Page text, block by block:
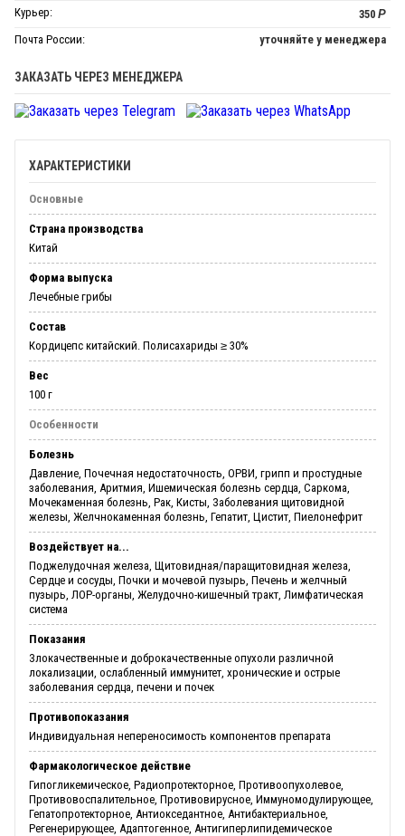
Курьер:
350 Р
Почта России:
уточняйте у менеджера
ЗАКАЗАТЬ ЧЕРЕЗ МЕНЕДЖЕРА
ХАРАКТЕРИСТИКИ
Основные
Страна производства
Китай
Форма выпуска
Лечебные грибы
Состав
Кордицепс китайский. Полисахариды ≥ 30%
Вес
100 г
Особенности
Болезнь
Давление, Почечная недостаточность, ОРВИ, грипп и простудные
заболевания, Аритмия, Ишемическая болезнь сердца, Саркома,
Мочекаменная болезнь, Рак, Кисты, Заболевания щитовидной
железы, Желчнокаменная болезнь, Гепатит, Цистит, Пиелонефрит
Воздействует на...
Поджелудочная железа, Щитовидная/паращитовидная железа,
Сердце и сосуды, Почки и мочевой пузырь, Печень и желчный
пузырь, ЛОР-органы, Желудочно-кишечный тракт, Лимфатическая
система
Показания
Злокачественные и доброкачественные опухоли различной
локализации, ослабленный иммунитет, хронические и острые
заболевания сердца, печени и почек
Противопоказания
Индивидуальная непереносимость компонентов препарата
Фармакологическое действие
Гипогликемическое, Радиопротекторное, Противоопухолевое,
Противовоспалительное, Противовирусное, Иммуномодулирующее,
Гепатопротекторное, Антиокседантное, Антибактериальное,
Регенерирующее, Адаптогенное, Антигиперлипидемическое